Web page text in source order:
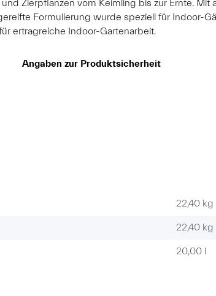
Zierpflanzen vom Keimling bis zur Ernte.
Formulierung wurde speziell für Indoor-
ertragreiche Indoor-Gartenarbeit.
Angaben zur Produktsicherheit
22,40 kg
22,40 kg
20,00 l